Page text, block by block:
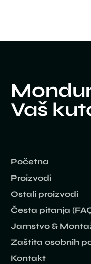
Vaš
Početna
Proizvodi
Ostali proizvodi
Česta pitanja
Jamstvo &
Zaštita osobnih
Kontakt